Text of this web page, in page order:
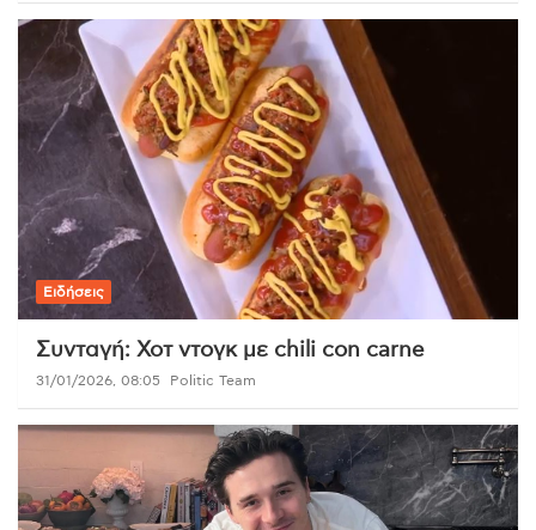
Ειδήσεις
Συνταγή: Χοτ ντογκ με chili con carne
31/01/2026, 08:05 Politic Team